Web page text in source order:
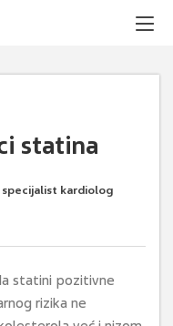
statina
specijalist kardiolog
statini pozitivne
rizika ne